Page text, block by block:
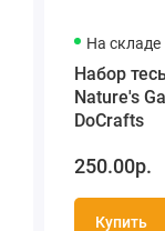
На складе
Набор
Nature's
DoCrafts
250.00р.
Купить